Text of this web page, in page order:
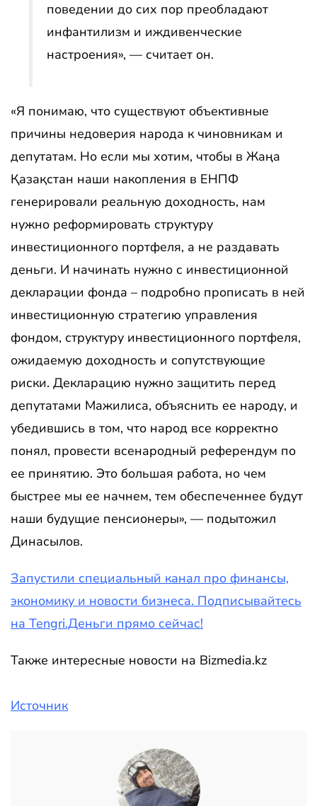
поведении до сих пор преобладают
инфантилизм и иждивенческие
настроения», — считает он.
«Я понимаю, что существуют объективные
причины недоверия народа к чиновникам и
депутатам. Но если мы хотим, чтобы в Жаңа
Қазақстан наши накопления в ЕНПФ
генерировали реальную доходность, нам
нужно реформировать структуру
инвестиционного портфеля, а не раздавать
деньги. И начинать нужно с инвестиционной
декларации фонда – подробно прописать в ней
инвестиционную стратегию управления
фондом, структуру инвестиционного портфеля,
ожидаемую доходность и сопутствующие
риски. Декларацию нужно защитить перед
депутатами Мажилиса, объяснить ее народу, и
убедившись в том, что народ все корректно
понял, провести всенародный референдум по
ее принятию. Это большая работа, но чем
быстрее мы ее начнем, тем обеспеченнее будут
наши будущие пенсионеры», — подытожил
Динасылов.
Запустили специальный канал про финансы,
экономику и новости бизнеса. Подписывайтесь
на Tengri.Деньги прямо сейчас!
Также интересные новости на Bizmedia.kz
Источник